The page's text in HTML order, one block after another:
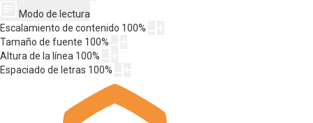
Modo de lectura
Escalamiento de contenido 100%
Tamaño de fuente 100%
Altura de la línea 100%
Espaciado de letras 100%